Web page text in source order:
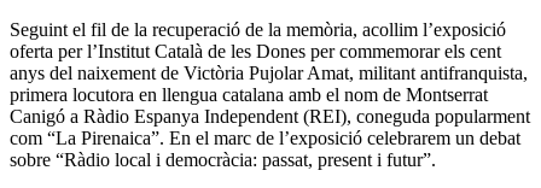
Seguint el fil de la recuperació de la memòria, acollim l’exposició
oferta per l’Institut Català de les Dones per commemorar els cent
anys del naixement de Victòria Pujolar Amat, militant antifranquista,
primera locutora en llengua catalana amb el nom de Montserrat
Canigó a Ràdio Espanya Independent (REI), coneguda popularment
com “La Pirenaica”. En el marc de l’exposició celebrarem un debat
sobre “Ràdio local i democràcia: passat, present i futur”.